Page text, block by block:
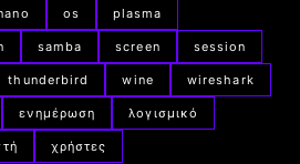
os plasma
samba screen session
thunderbird wine wireshark
ενημέρωση λογισμικό
χρήστες